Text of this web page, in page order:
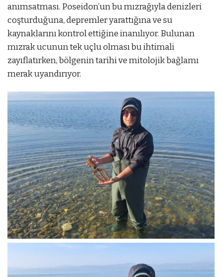
anımsatması. Poseidon’un bu mızrağıyla denizleri
coşturduğuna, depremler yarattığına ve su
kaynaklarını kontrol ettiğine inanılıyor. Bulunan
mızrak ucunun tek uçlu olması bu ihtimali
zayıflatırken, bölgenin tarihi ve mitolojik bağlamı
merak uyandırıyor.